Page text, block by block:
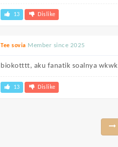
13 Dislike
Tee sovia Member since 2025
biokotttt, aku fanatik soalnya wkwk
13 Dislike